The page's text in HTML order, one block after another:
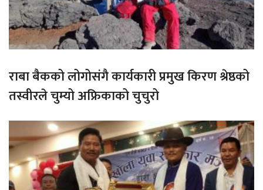
राबा बैकको लोगोसंगै कार्यकारी प्रमुख किरण श्रेष्ठको
तस्वीरले चुम्यो अफ्रिकाको चुचुरो